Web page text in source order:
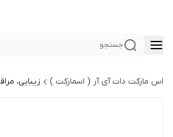
جستجو
اس مارکت دات آی آر ( اسمارکت ) زیبایی،